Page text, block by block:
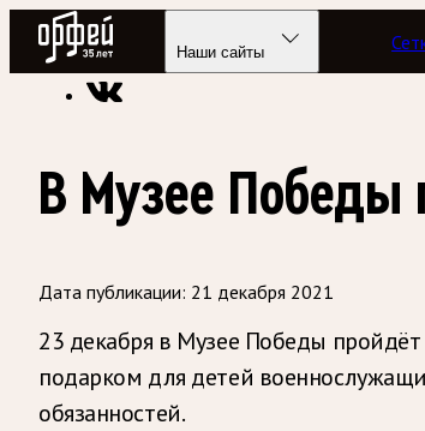
Радио Орфей
Наши сайты
Радио классической музыки «Орфей»
В Музее Победы
Дата публикации: 21 декабря 2021
23 декабря в Музее Победы
подарком для детей
обязанностей.